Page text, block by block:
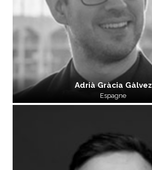
Adrià Gràcia Gàlvez
Espagne